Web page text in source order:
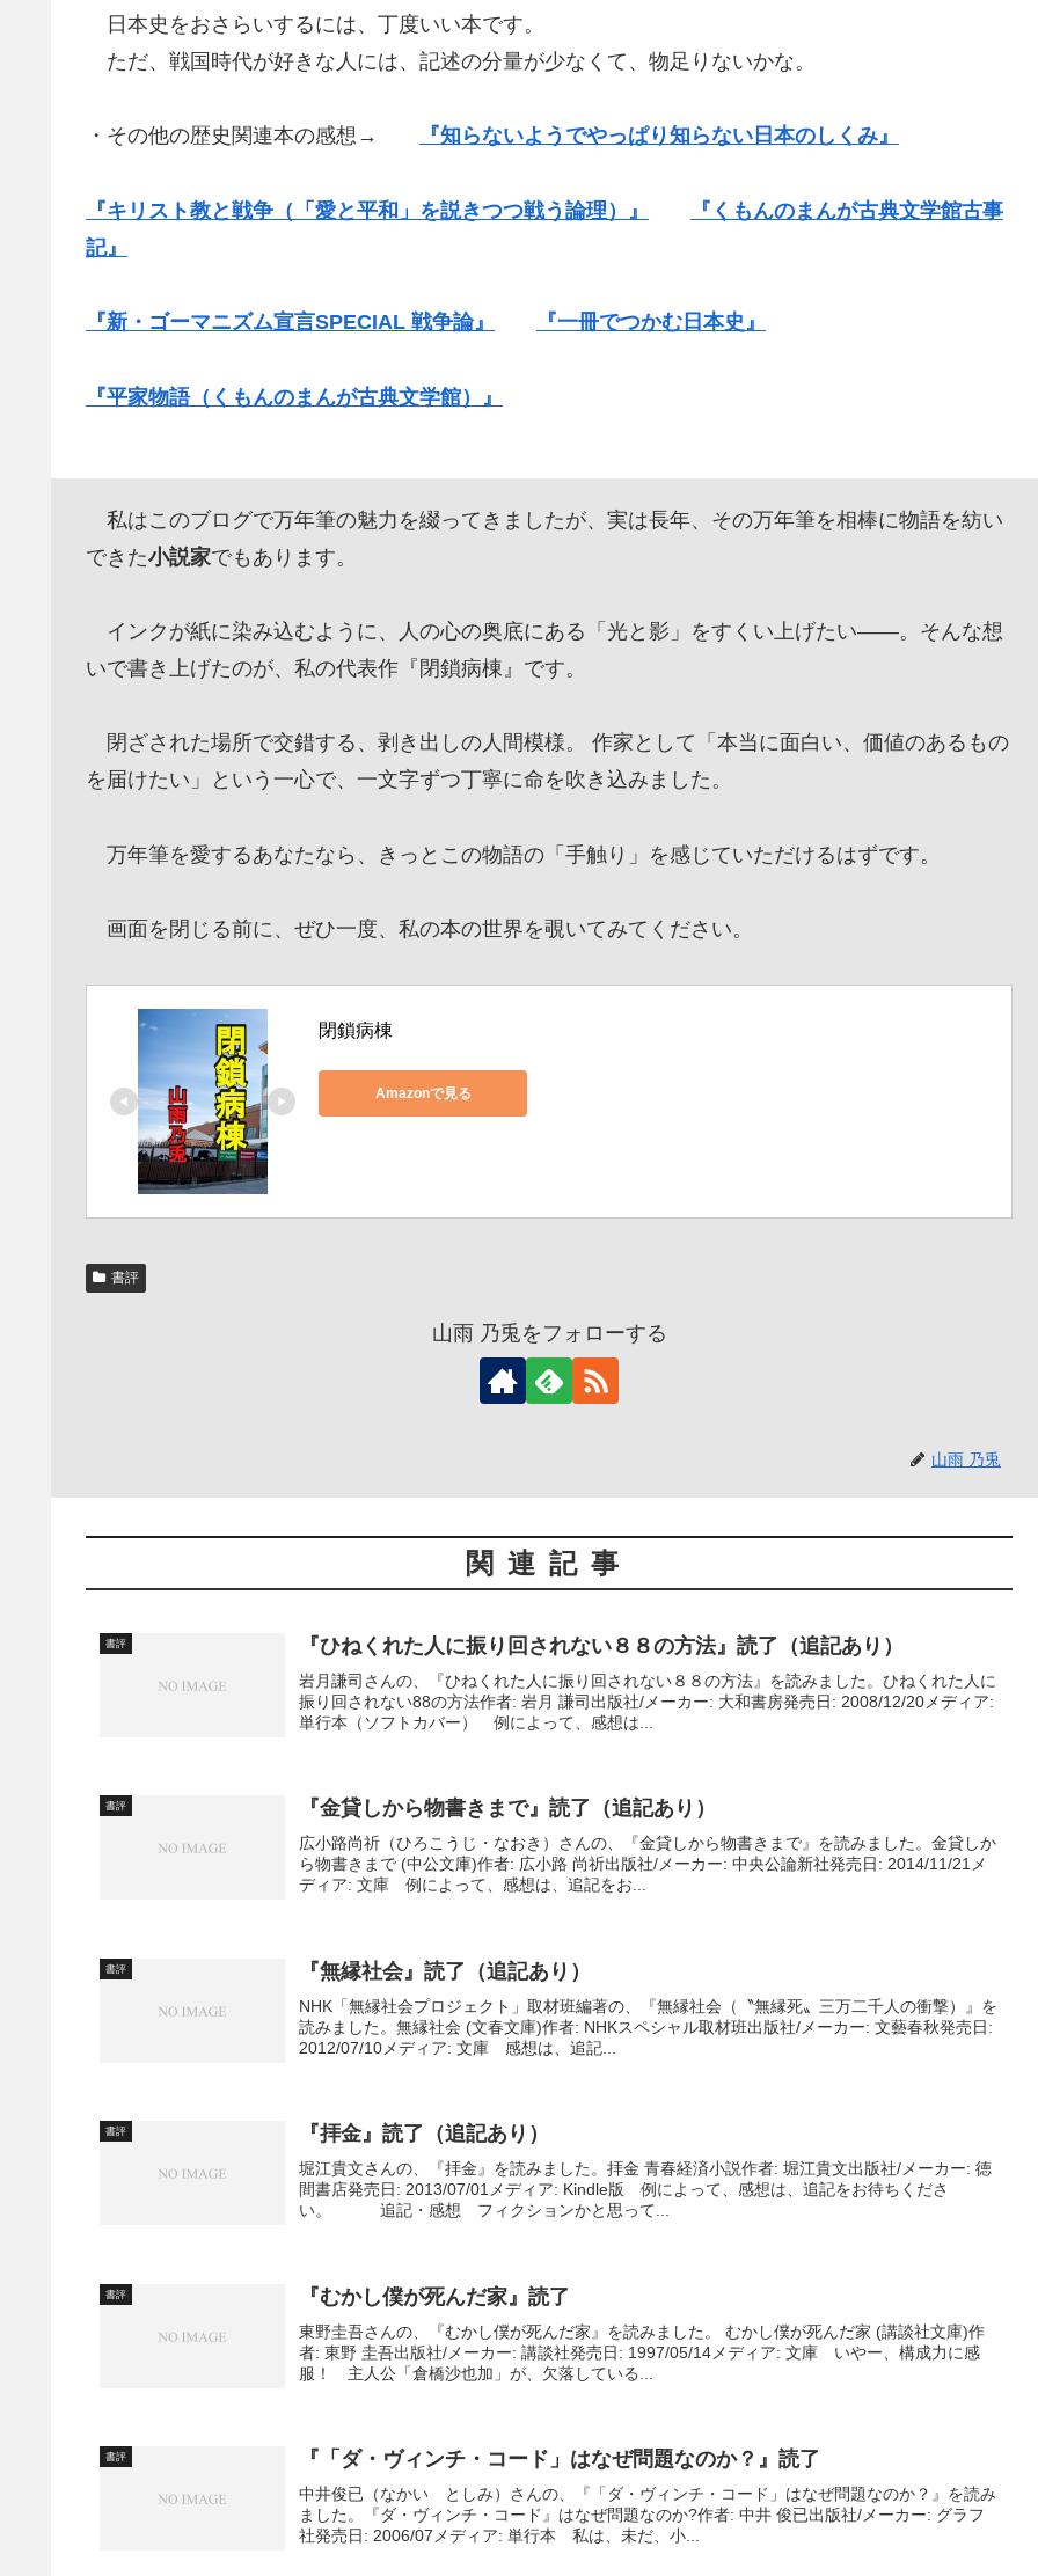
日本史をおさらいするには、丁度いい本です。
ただ、戦国時代が好きな人には、記述の分量が少なくて、物足りないかな。
・その他の歴史関連本の感想→ 『知らないようでやっぱり知らない日本のしくみ』
『キリスト教と戦争（「愛と平和」を説きつつ戦う論理）』
『くもんのまんが古典文学館古事
記』
『新・ゴーマニズム宣言SPECIAL 戦争論』 『一冊でつかむ日本史』
『平家物語（くもんのまんが古典文学館）』
私はこのブログで万年筆の魅力を綴ってきましたが、実は長年、その万年筆を相棒に物語を紡い
できた小説家でもあります。
インクが紙に染み込むように、人の心の奥底にある「光と影」をすくい上げたい——。そんな想
いで書き上げたのが、私の代表作『閉鎖病棟』です。
閉ざされた場所で交錯する、剥き出しの人間模様。 作家として「本当に面白い、価値のあるもの
を届けたい」という一心で、一文字ずつ丁寧に命を吹き込みました。
万年筆を愛するあなたなら、きっとこの物語の「手触り」を感じていただけるはずです。
画面を閉じる前に、ぜひ一度、私の本の世界を覗いてみてください。
閉鎖病棟
Amazonで見る
書評
山雨 乃兎をフォローする
山雨 乃兎
関連記事
書評 『ひねくれた人に振り回されない８８の方法』読了（追記あり）
岩月謙司さんの、『ひねくれた人に振り回されない８８の方法』を読みました。ひねくれた人に
振り回されない88の方法作者: 岩月 謙司出版社/メーカー: 大和書房発売日: 2008/12/20メディア:
単行本（ソフトカバー） 例によって、感想は...
書評 『金貸しから物書きまで』読了（追記あり）
広小路尚祈（ひろこうじ・なおき）さんの、『金貸しから物書きまで』を読みました。金貸しか
ら物書きまで (中公文庫)作者: 広小路 尚祈出版社/メーカー: 中央公論新社発売日: 2014/11/21メ
ディア: 文庫 例によって、感想は、追記をお...
書評 『無縁社会』読了（追記あり）
NHK「無縁社会プロジェクト」取材班編著の、『無縁社会（〝無縁死〟三万二千人の衝撃）』を
読みました。無縁社会 (文春文庫)作者: NHKスペシャル取材班出版社/メーカー: 文藝春秋発売日:
2012/07/10メディア: 文庫 感想は、追記...
書評 『拝金』読了（追記あり）
堀江貴文さんの、『拝金』を読みました。拝金 青春経済小説作者: 堀江貴文出版社/メーカー: 徳
間書店発売日: 2013/07/01メディア: Kindle版 例によって、感想は、追記をお待ちくださ
い。 追記・感想 フィクションかと思って...
書評 『むかし僕が死んだ家』読了
東野圭吾さんの、『むかし僕が死んだ家』を読みました。 むかし僕が死んだ家 (講談社文庫)作
者: 東野 圭吾出版社/メーカー: 講談社発売日: 1997/05/14メディア: 文庫 いやー、構成力に感
服！ 主人公「倉橋沙也加」が、欠落している...
書評 『「ダ・ヴィンチ・コード」はなぜ問題なのか？』読了
中井俊已（なかい としみ）さんの、『「ダ・ヴィンチ・コード」はなぜ問題なのか？』を読み
ました。『ダ・ヴィンチ・コード』はなぜ問題なのか?作者: 中井 俊已出版社/メーカー: グラフ
社発売日: 2006/07メディア: 単行本 私は、未だ、小...